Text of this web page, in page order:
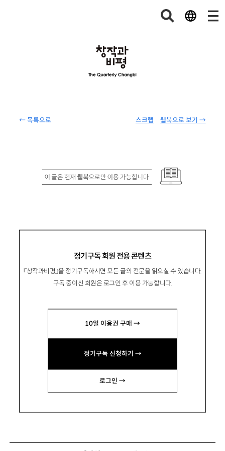
← 목록으로 웹북으로 보기 →
스크랩
정기구독 회원 전용 콘텐츠
『창작과비평』을 정기구독하시면 모든 글의 전문을 읽으실 수 있습니다.
구독 중이신 회원은 로그인 후 이용 가능합니다.
10일 이용권 구매 →
정기구독 신청하기 →
로그인 →